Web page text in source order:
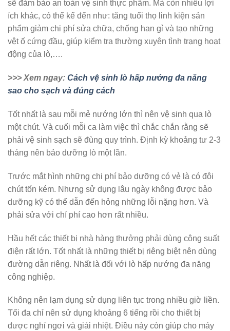
sẽ đảm bảo an toàn vệ sinh thực phẩm. Mà còn nhiều lợi
ích khác, có thể kể đến như: tăng tuổi thọ linh kiện sản
phẩm giảm chi phí sửa chữa, chống han gỉ và tạo những
vệt ố cứng đầu, giúp kiểm tra thường xuyên tình trạng hoạt
động của lò,….
>>> Xem ngay: Cách vệ sinh lò hấp nướng đa năng
sao cho sạch và đúng cách
Tốt nhất là sau mỗi mẻ nướng lớn thì nên vệ sinh qua lò
một chút. Và cuối mỗi ca làm việc thì chắc chắn rằng sẽ
phải vệ sinh sạch sẽ đùng quy trình. Định kỳ khoảng tư 2-3
tháng nên bảo dưỡng lò một lần.
Trước mắt hình những chi phí bảo dưỡng có vẻ là có đôi
chút tốn kém. Nhưng sử dụng lâu ngày không được bảo
dưỡng kỹ có thể dẫn đến hỏng những lỗi nặng hơn. Và
phải sửa với chí phí cao hơn rất nhiều.
Hầu hết các thiết bị nhà hàng thưởng phải dùng công suất
điện rất lớn. Tốt nhất là những thiết bị riêng biệt nên dùng
đường dẫn riêng. Nhất là đối với lò hấp nướng đa năng
công nghiệp.
Không nên lạm dụng sử dụng liên tục trong nhiều giờ liền.
Tối đa chỉ nên sử dụng khoảng 6 tiếng rồi cho thiết bị
được nghỉ ngơi và giải nhiệt. Điều này còn giúp cho máy